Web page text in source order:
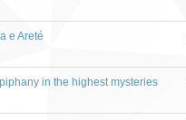
e Areté
in the highest mysteries